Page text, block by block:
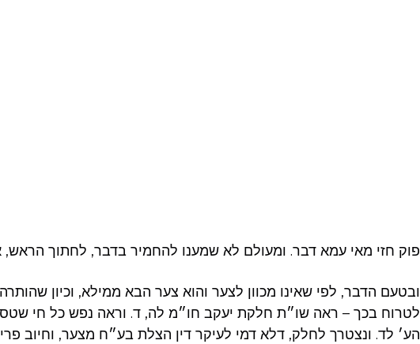
פוק חזי מאי עמא דבר. ומעולם לא שמענו להחמיר בדבר, לחתוך הראש,
ובטעם הדבר, לפי שאינו מכוון לצער והוא צער הבא ממילא, וכיון
לטרוח בכך – ראה שו״ת חלקת יעקב חו״מ לה, ד. וראה נפש כל חי
הע׳ לד. ונצטרך לחלק, דלא דמי לעיקר דין הצלת בע״ח מצער, וחיוב